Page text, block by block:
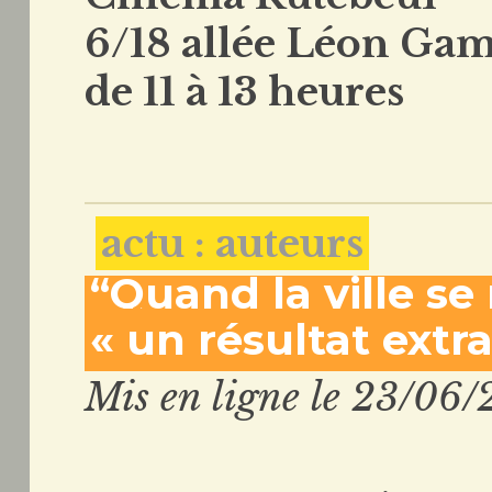
6/18 allée Léon
de 11 à 13 heures
actu : auteurs
“Quand la ville
« un résultat
Mis en ligne le 23/06/